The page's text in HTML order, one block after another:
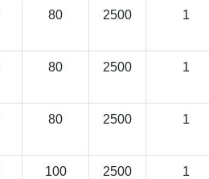
80 2500 1
80 2500 1
80 2500 1
100 2500 1